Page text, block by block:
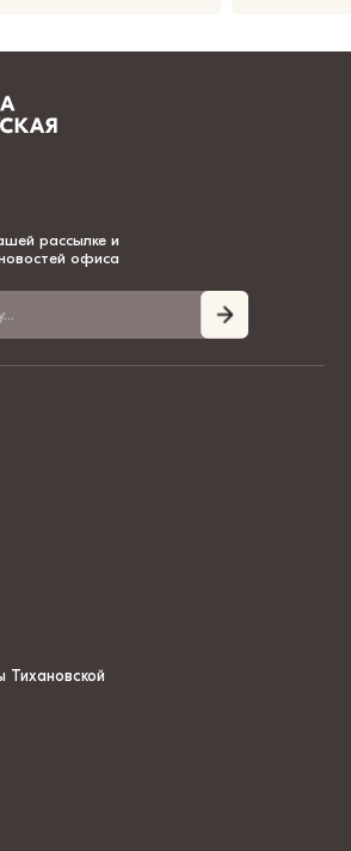
рассылке и
офиса
Тихановской